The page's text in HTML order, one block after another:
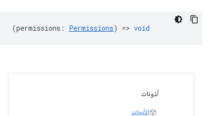
(permissions : Permissions) => void
أذونات
الأذونات